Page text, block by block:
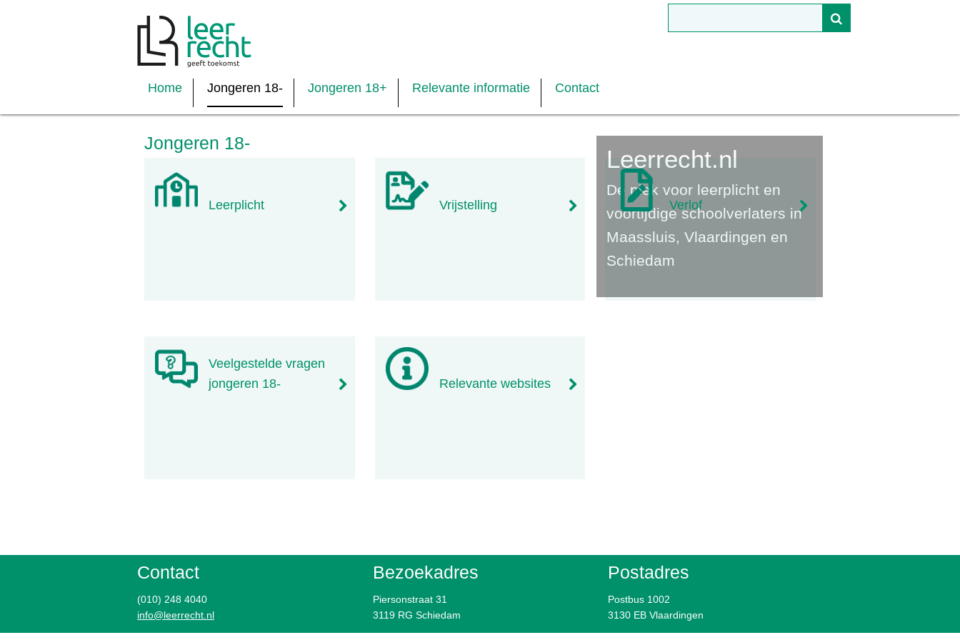
Home Jongeren 18- Jongeren 18+ Relevante informatie Contact
Leerrecht.nl
De plek voor leerplicht en
voortijdige schoolverlaters in
Maassluis, Vlaardingen en
Schiedam
Jongeren 18-
Leerplicht Vrijstelling Verlof
Veelgestelde vragen
jongeren 18-
Relevante websites
Contact
(010) 248 4040
info@leerrecht.nl
Bezoekadres
Piersonstraat 31
3119 RG Schiedam
Postadres
Postbus 1002
3130 EB Vlaardingen